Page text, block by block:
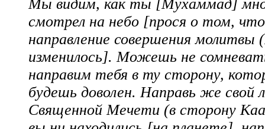
Мы видим, как ты [Мухаммад]
смотрел на небо [прося о том,
направление совершения молитвы
изменилось]. Можешь не
направим тебя в ту сторону,
будешь доволен. Направь же свой
Священной Мечети (в сторону